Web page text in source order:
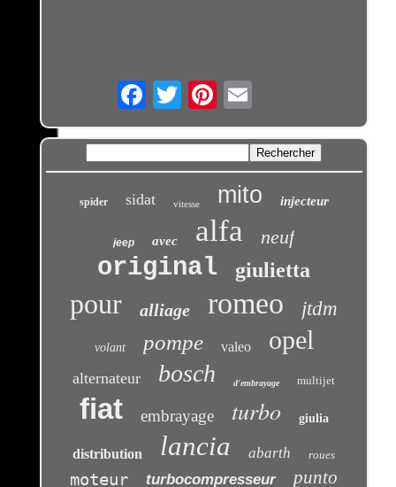
Email
spider sidat vitesse mito injecteur
jeep avec alfa neuf
original giulietta
pour alliage romeo jtdm
volant pompe valeo opel
alternateur bosch d'embrayage multijet
fiat embrayage turbo giulia
distribution lancia abarth roues
moteur turbocompresseur punto